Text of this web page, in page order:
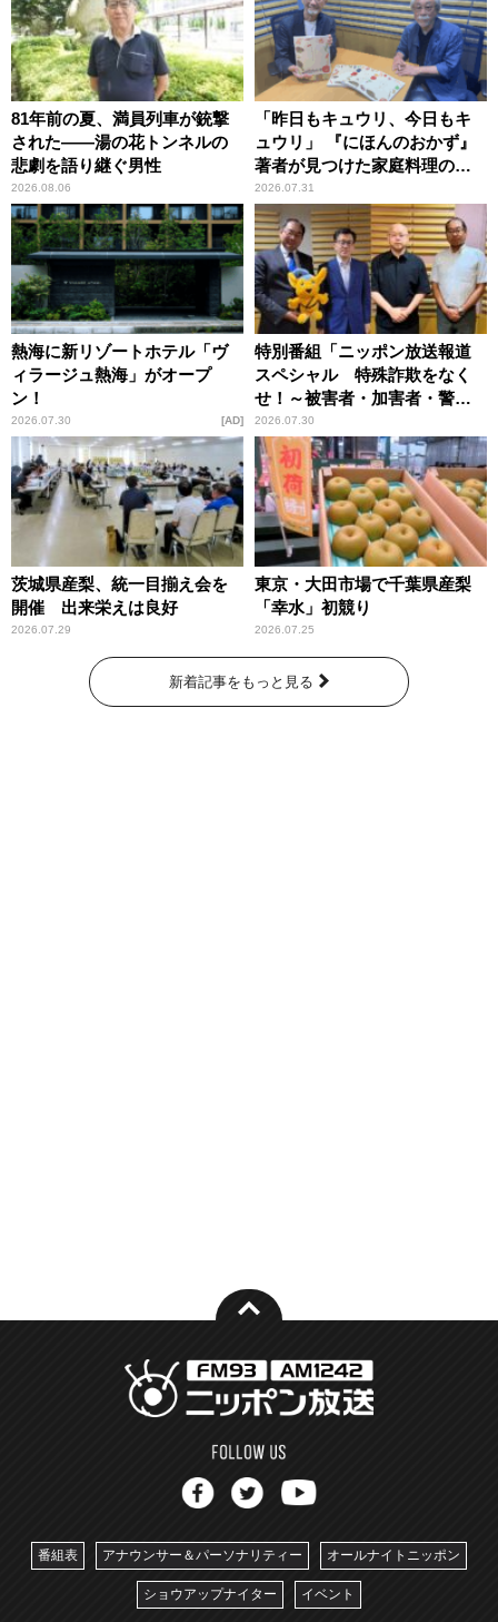
81年前の夏、満員列車が銃撃
された――湯の花トンネルの
悲劇を語り継ぐ男性
2026.08.06
「昨日もキュウリ、今日もキ
ュウリ」 『にほんのおかず』
著者が見つけた家庭料理の知
恵
2026.07.31
熱海に新リゾートホテル「ヴ
ィラージュ熱海」がオープ
ン！
2026.07.30 AD
特別番組「ニッポン放送報道
スペシャル 特殊詐欺をなく
せ！～被害者・加害者・警視
庁が語るトクリュウの実態
～」放送
2026.07.30
茨城県産梨、統一目揃え会を
開催 出来栄えは良好
2026.07.29
東京・大田市場で千葉県産梨
「幸水」初競り
2026.07.25
新着記事をもっと見る
番組表 アナウンサー＆パーソナリティー オールナイトニッポン
ショウアップナイター イベント